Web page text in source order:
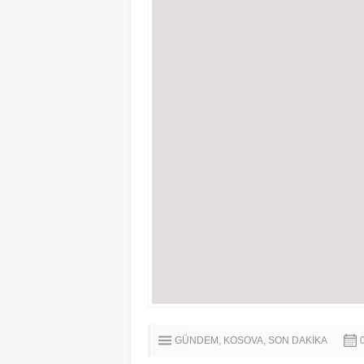
GÜNDEM KOSOVA SON DAKİKA